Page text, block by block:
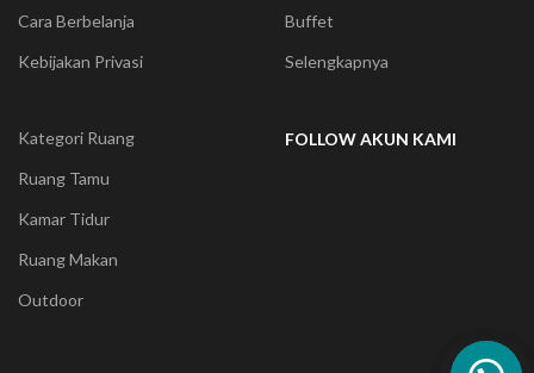
Cara Berbelanja
Kebijakan Privasi
Buffet
Selengkapnya
Kategori Ruang
Ruang Tamu
Kamar Tidur
Ruang Makan
Outdoor
FOLLOW AKUN KAMI